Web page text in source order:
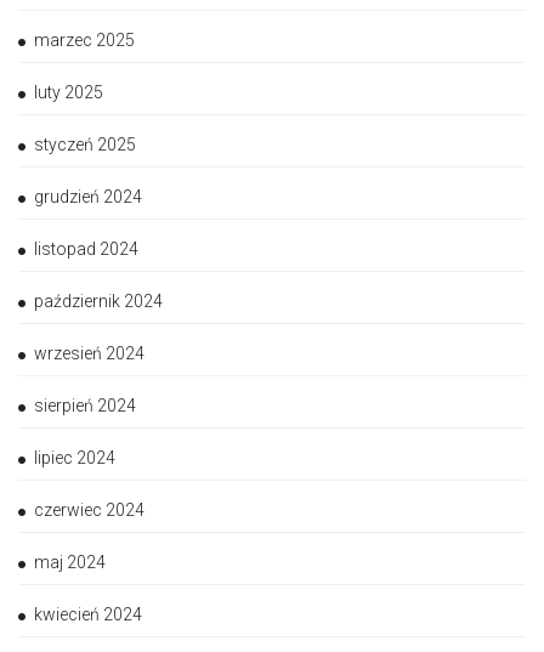
marzec 2025
luty 2025
styczeń 2025
grudzień 2024
listopad 2024
październik 2024
wrzesień 2024
sierpień 2024
lipiec 2024
czerwiec 2024
maj 2024
kwiecień 2024